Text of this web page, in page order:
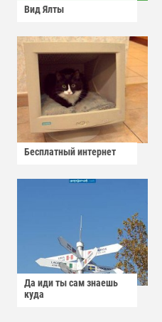
Вид Ялты
Бесплатный интернет
Да иди ты сам знаешь
куда